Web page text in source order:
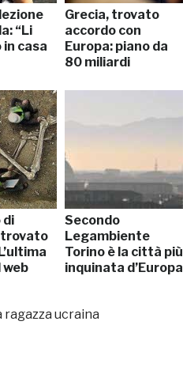
“Li
casa
Grecia, trovato
accordo con
Europa: piano da
80 miliardi
di
web
Secondo
Legambiente
Torino è la città più
inquinata d’Europa
ragazza ucraina